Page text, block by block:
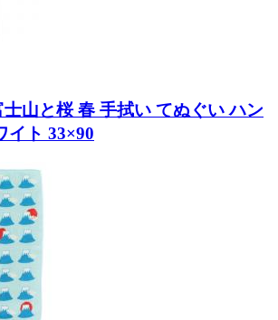
山と桜 春 手拭い てぬぐい ハン
イト 33×90